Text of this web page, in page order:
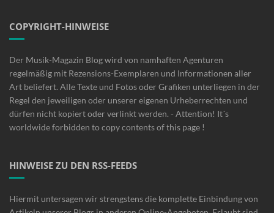
COPYRIGHT-HINWEISE
Der Musik-Magazin Blog wird von namhaften Agenturen
regelmäßig mit Rezensions-Exemplaren und Informationen aller
Art beliefert. Alle Texte und Fotos oder Grafiken unterliegen in der
Regel den jeweiligen oder unserer eigenen Urheberrechten und
dürfen nicht kopiert oder verlinkt werden. - Attention! It´s
worldwide forbidden to copy contents of this page !
HINWEISE ZU DEN RSS-FEEDS
Hiermit untersagen wir strengstens die komplette Einbindung von